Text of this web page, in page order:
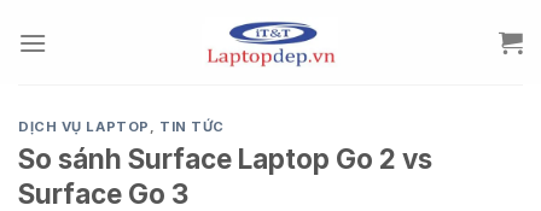
DỊCH VỤ LAPTOP , TIN TỨC
So sánh Surface Laptop Go 2 vs
Surface Go 3